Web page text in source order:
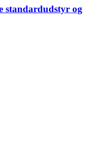
standardudstyr og